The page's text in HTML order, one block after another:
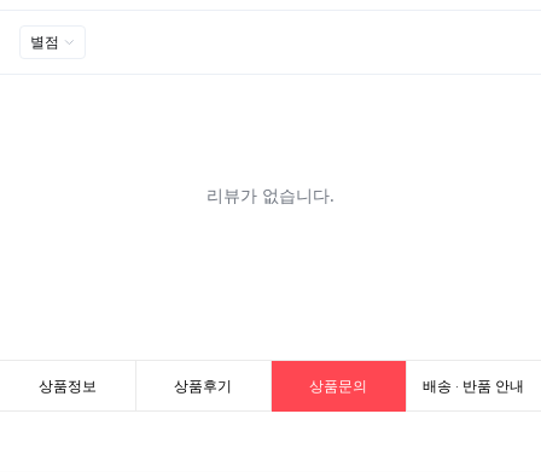
상품정보 상품후기 상품문의 배송 · 반품 안내